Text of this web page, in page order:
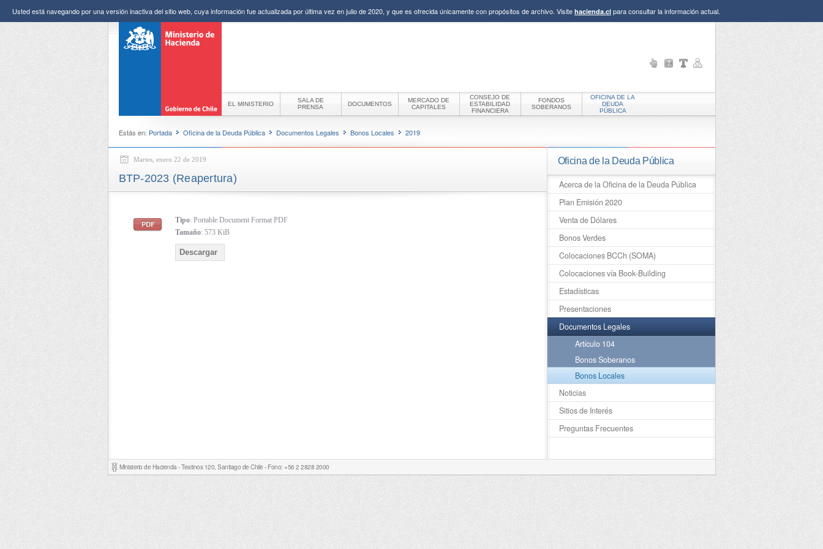
Usted está navegando por una versión inactiva del sitio web, cuya información fue actualizada por última vez en julio de 2020, y que es ofrecida únicamente con propósitos de archivo. Visite hacienda.cl para consultar la información actual.
EL MINISTERIO
SALA DE
PRENSA
DOCUMENTOS
MERCADO DE
CAPITALES
CONSEJO DE
ESTABILIDAD
FINANCIERA
FONDOS
SOBERANOS
OFICINA DE LA
DEUDA
PÚBLICA
Estás en: Portada Oficina de la Deuda Pública Documentos Legales Bonos Locales 2019
Oficina de la Deuda Pública
Acerca de la Oficina de la Deuda Pública
Plan Emisión 2020
Venta de Dólares
Bonos Verdes
Colocaciones BCCh (SOMA)
Colocaciones vía Book-Building
Estadísticas
Presentaciones
Documentos Legales
Artículo 104
Bonos Soberanos
Bonos Locales
Noticias
Sitios de Interés
Preguntas Frecuentes
Martes, enero 22 de 2019
BTP-2023 (Reapertura)
Tipo: Portable Document Format PDF
Tamaño: 573 KiB
Descargar
Ministerio de Hacienda - Teatinos 120, Santiago de Chile - Fono: +56 2 2828 2000